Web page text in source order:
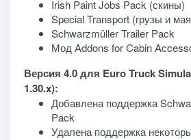
Irish Paint Jobs Pack (скины)
Special Transport (грузы и
Schwarzmüller Trailer Pack
Мод Addons for Cabin
Версия 4.0 для Euro Truck
1.30.x):
Добавлена поддержка
Pack
Удалена поддержка